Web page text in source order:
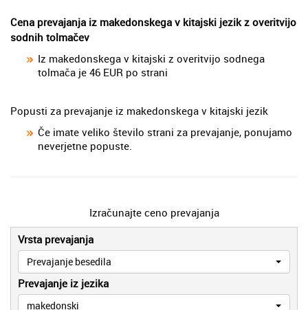
Cena prevajanja iz makedonskega v kitajski jezik z overitvijo
sodnih tolmačev
Iz makedonskega v kitajski z overitvijo sodnega
tolmača je 46 EUR po strani
Popusti za prevajanje iz makedonskega v kitajski jezik
Če imate veliko število strani za prevajanje, ponujamo
neverjetne popuste.
Izračunajte ceno prevajanja
Vrsta prevajanja
Prevajanje besedila
Prevajanje iz jezika
makedonski